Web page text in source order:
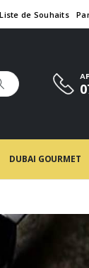
de Souhaits
DUBAI GOURMET